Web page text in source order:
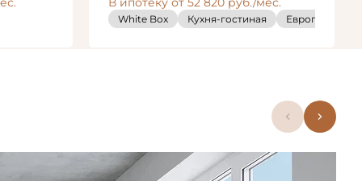
ЕвропланировкаWhite Box Кухня-гостиная